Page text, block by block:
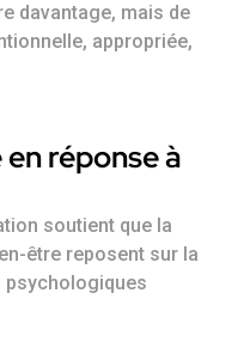
davantage, mais de
appropriée,
réponse à
soutient que la
être reposent sur la